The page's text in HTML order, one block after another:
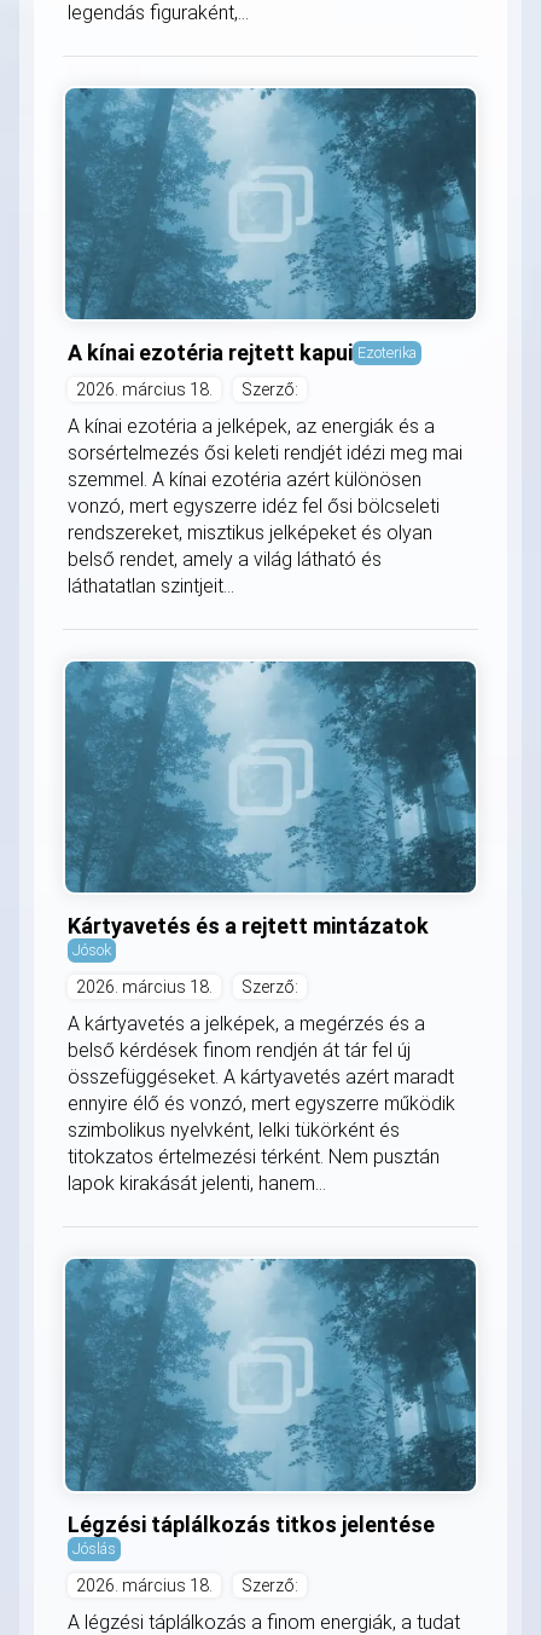
legendás figuraként,...
A kínai ezotéria rejtett kapui Ezoterika
2026. március 18. Szerző:
A kínai ezotéria a jelképek, az energiák és a
sorsértelmezés ősi keleti rendjét idézi meg mai
szemmel. A kínai ezotéria azért különösen
vonzó, mert egyszerre idéz fel ősi bölcseleti
rendszereket, misztikus jelképeket és olyan
belső rendet, amely a világ látható és
láthatatlan szintjeit...
Kártyavetés és a rejtett mintázatok
Jósok
2026. március 18. Szerző:
A kártyavetés a jelképek, a megérzés és a
belső kérdések finom rendjén át tár fel új
összefüggéseket. A kártyavetés azért maradt
ennyire élő és vonzó, mert egyszerre működik
szimbolikus nyelvként, lelki tükörként és
titokzatos értelmezési térként. Nem pusztán
lapok kirakását jelenti, hanem...
Légzési táplálkozás titkos jelentése
Jóslás
2026. március 18. Szerző:
A légzési táplálkozás a finom energiák, a tudat